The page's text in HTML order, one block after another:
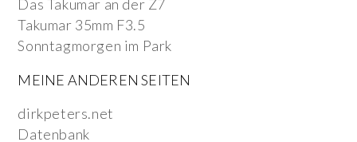
Das Takumar an der Z7
Takumar 35mm F3.5
Sonntagmorgen im Park
MEINE ANDEREN SEITEN
dirkpeters.net
Datenbank